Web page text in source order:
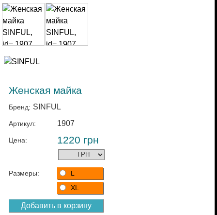
Женская майка
Бренд: SINFUL
Артикул: 1907
Цена: 1220 грн
Размеры:
L
XL